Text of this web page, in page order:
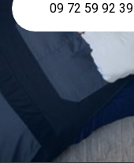
09 72 59 92 39